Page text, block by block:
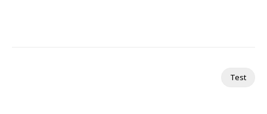
Test